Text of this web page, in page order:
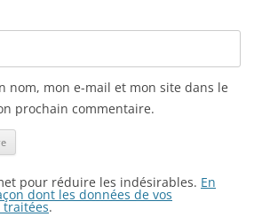
nom, mon e-mail et mon site dans le
prochain commentaire.
pour réduire les indésirables. En
dont les données de vos
.